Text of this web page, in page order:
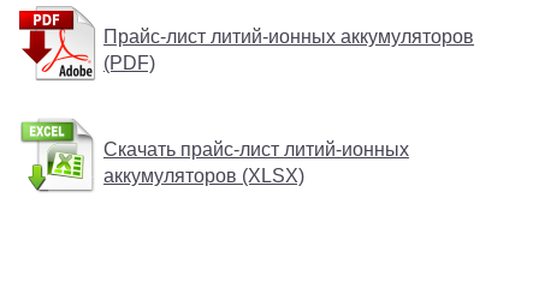
Прайс-лист литий-ионных аккумуляторов
(PDF)
Скачать прайс-лист литий-ионных
аккумуляторов (XLSX)